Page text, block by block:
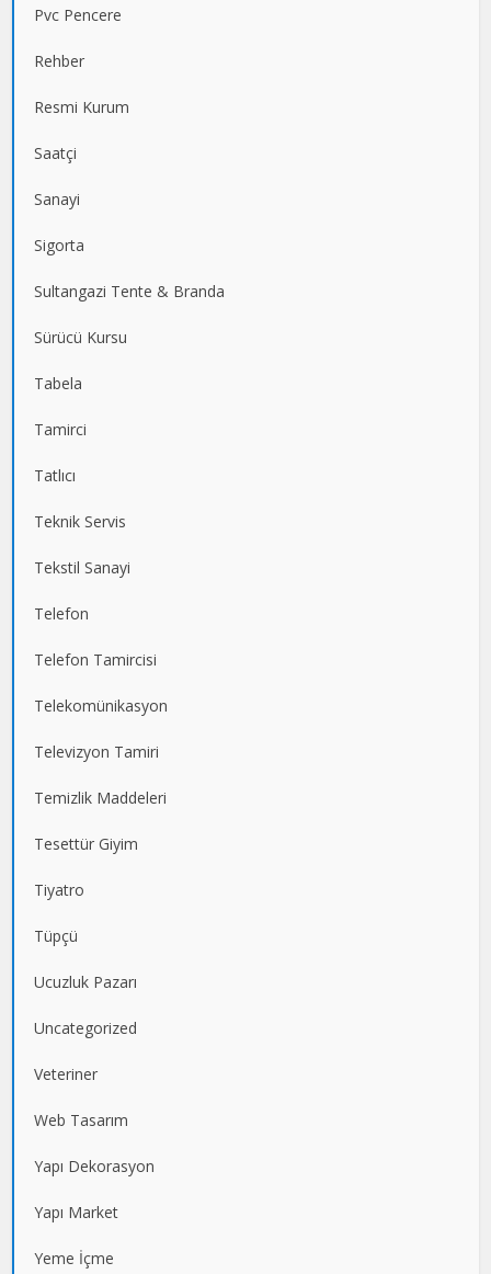
Pvc Pencere
Rehber
Resmi Kurum
Saatçi
Sanayi
Sigorta
Sultangazi Tente & Branda
Sürücü Kursu
Tabela
Tamirci
Tatlıcı
Teknik Servis
Tekstil Sanayi
Telefon
Telefon Tamircisi
Telekomünikasyon
Televizyon Tamiri
Temizlik Maddeleri
Tesettür Giyim
Tiyatro
Tüpçü
Ucuzluk Pazarı
Uncategorized
Veteriner
Web Tasarım
Yapı Dekorasyon
Yapı Market
Yeme İçme